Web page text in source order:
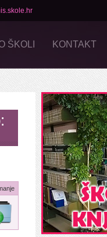
ŠKOLI KONTAKT